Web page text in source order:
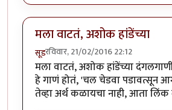
मला वाटतं, अशोक हांडेंच्या
सूडरविवार, 21/02/2016 22:12
मला वाटतं, अशोक हांडेंच्या
हे गाणं होतं, 'चल चेडवा पडावत्सून
तेव्हा अर्थ कळायचा नाही, आता लिंक